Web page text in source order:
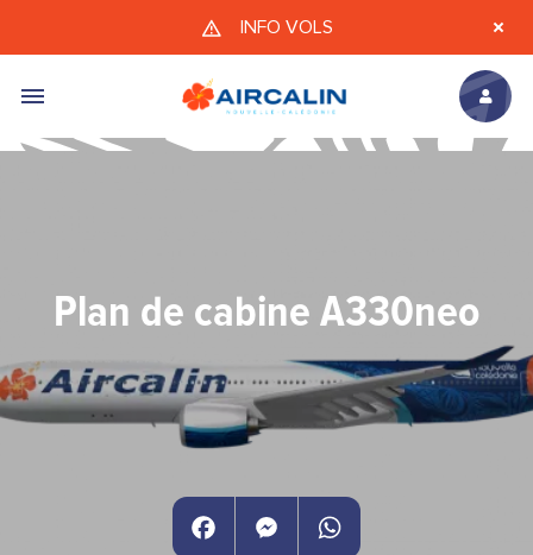
Aller au contenu principal
INFO VOLS
Plan de cabine A330neo